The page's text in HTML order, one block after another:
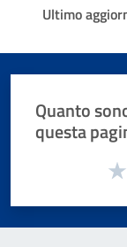
Ultimo
Quanto
questa
Valuta da 1 a 5